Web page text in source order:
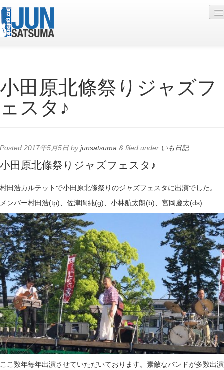
Live Schedule
Discography
Contact
Online Lesson
小田原北條祭りジャズフ
ェスタ♪
Posted 2017年5月5日 byjunsatsuma & filed under いも日記.
小田原北條祭りジャズフェスタ♪
村田浩カルテットで小田原北條祭りのジャズフェスタに出演でした。
メンバー村田浩(tp)、佐津間純(g)、小林航太朗(b)、宮岡慶太(ds)
ここ数年毎年出演させていただいております。素敵なバンドが多数出演